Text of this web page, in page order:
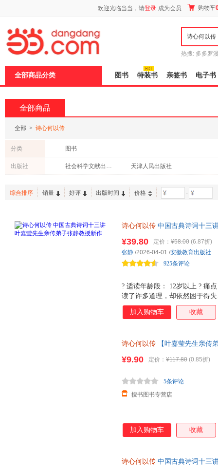
欢迎光临当当，请登录 成为会员 购物车
热搜: 多多罗
全部商品分类 图书 特装书 亲签书 电子书
全部商品
全部 > 诗心何以传
分类 图书
出版社 社会科学文献出版社 天津人民出版社
综合排序 销量 好评 出版时间 价格 -
诗心何以传 中国古典诗词十三
故事+名家观点，让诗学智慧成
? 适读年龄段： 12岁以上 ? 痛
读了许多道理，却依然困于得
识，而是一份让内心安顿下来
是南开大学教授、博士生导师
案。 ? ? 推荐理由： ? ?诗教正
化自信的力量。 ? ?不事考据，
中找到
¥39.80 定价： ¥58.00 (6.87折)
925条评论
张静 /2026-04-01 /安徽教育出版社
加入购物车 收藏
诗心何以传 【叶嘉莹先生亲传
¥9.90 定价： ¥117.80 (0.85折)
搜书图书专营店
5条评论
加入购物车 收藏
诗心何以传 中国古典诗词十三
页
加